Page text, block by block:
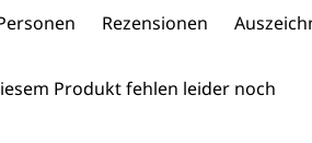
Rezensionen
Produkt fehlen leider noch